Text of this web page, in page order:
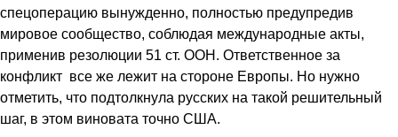
спецоперацию вынужденно, полностью предупредив
мировое сообщество, соблюдая международные акты,
применив резолюции 51 ст. ООН. Ответственное за
конфликт все же лежит на стороне Европы. Но нужно
отметить, что подтолкнула русских на такой решительный
шаг, в этом виновата точно США.